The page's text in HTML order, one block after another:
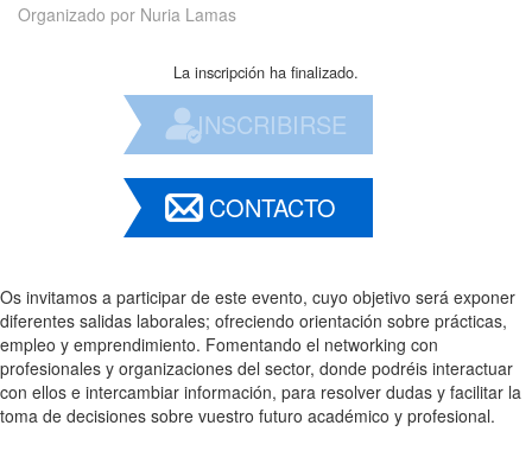
Organizado por Nuria Lamas
La inscripción ha finalizado.
INSCRIBIRSE
CONTACTO
Os invitamos a participar de este evento, cuyo objetivo será exponer
diferentes salidas laborales; ofreciendo orientación sobre prácticas,
empleo y emprendimiento. Fomentando el networking con
profesionales y organizaciones del sector, donde podréis interactuar
con ellos e intercambiar información, para resolver dudas y facilitar la
toma de decisiones sobre vuestro futuro académico y profesional.